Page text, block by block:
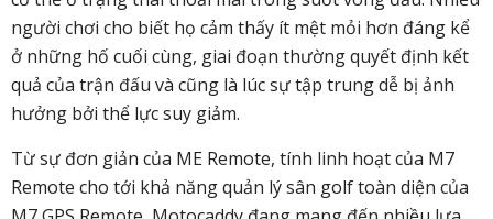
người chơi cho biết họ cảm thấy ít mệt mỏi hơn đáng kể
ở những hố cuối cùng, giai đoạn thường quyết định kết
quả của trận đấu và cũng là lúc sự tập trung dễ bị ảnh
hưởng bởi thể lực suy giảm.
Từ sự đơn giản của ME Remote, tính linh hoạt của M7
Remote cho tới khả năng quản lý sân golf toàn diện của